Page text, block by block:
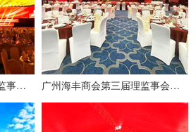
广州市福建安溪商会暨理监事会就职典礼 广州海丰商会第三届理监事会就职典礼